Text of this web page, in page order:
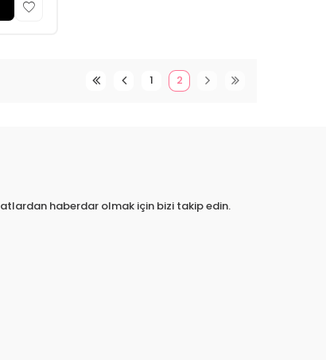
1 2
haberdar olmak için bizi takip edin.